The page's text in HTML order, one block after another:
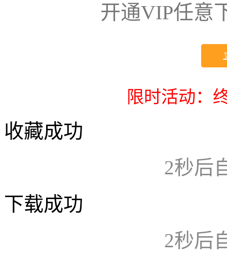
开通VIP任意
限时活动：
收藏成功
2秒后
下载成功
2秒后